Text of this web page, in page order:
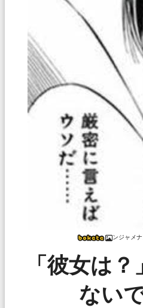
ンジャメナ
「彼女は
ない